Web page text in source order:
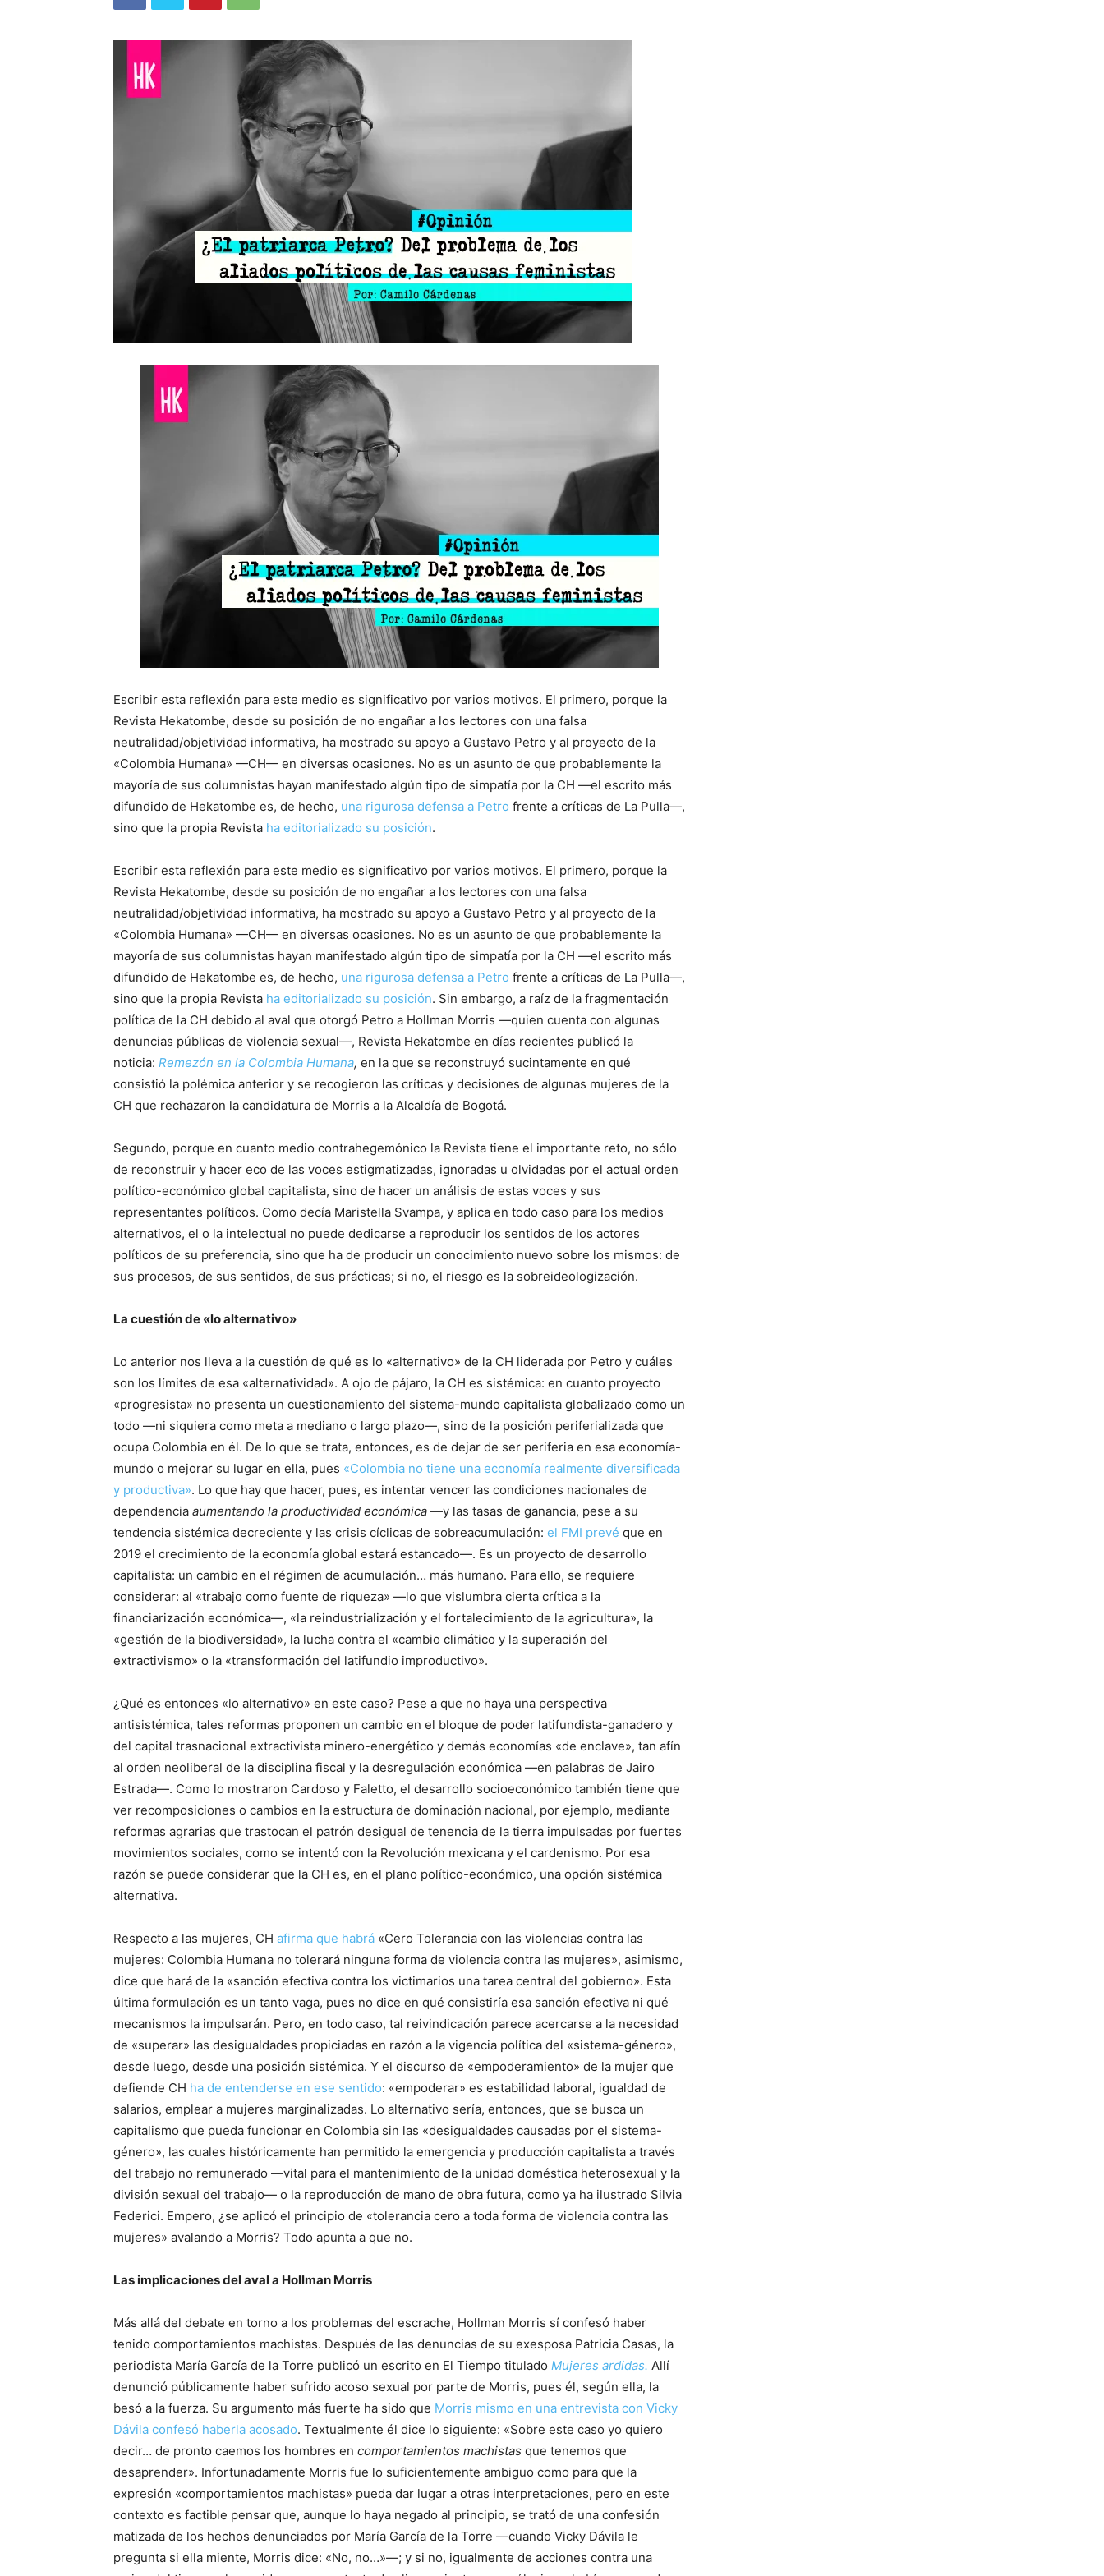
Escribir esta reflexión para este medio es significativo por varios motivos. El primero, porque la
Revista Hekatombe, desde su posición de no engañar a los lectores con una falsa
neutralidad/objetividad informativa, ha mostrado su apoyo a Gustavo Petro y al proyecto de la
«Colombia Humana» —CH— en diversas ocasiones. No es un asunto de que probablemente la
mayoría de sus columnistas hayan manifestado algún tipo de simpatía por la CH —el escrito más
difundido de Hekatombe es, de hecho, una rigurosa defensa a Petro frente a críticas de La Pulla—,
sino que la propia Revista ha editorializado su posición.
Escribir esta reflexión para este medio es significativo por varios motivos. El primero, porque la
Revista Hekatombe, desde su posición de no engañar a los lectores con una falsa
neutralidad/objetividad informativa, ha mostrado su apoyo a Gustavo Petro y al proyecto de la
«Colombia Humana» —CH— en diversas ocasiones. No es un asunto de que probablemente la
mayoría de sus columnistas hayan manifestado algún tipo de simpatía por la CH —el escrito más
difundido de Hekatombe es, de hecho, una rigurosa defensa a Petro frente a críticas de La Pulla—,
sino que la propia Revista ha editorializado su posición. Sin embargo, a raíz de la fragmentación
política de la CH debido al aval que otorgó Petro a Hollman Morris —quien cuenta con algunas
denuncias públicas de violencia sexual—, Revista Hekatombe en días recientes publicó la
noticia: Remezón en la Colombia Humana, en la que se reconstruyó sucintamente en qué
consistió la polémica anterior y se recogieron las críticas y decisiones de algunas mujeres de la
CH que rechazaron la candidatura de Morris a la Alcaldía de Bogotá.
Segundo, porque en cuanto medio contrahegemónico la Revista tiene el importante reto, no sólo
de reconstruir y hacer eco de las voces estigmatizadas, ignoradas u olvidadas por el actual orden
político-económico global capitalista, sino de hacer un análisis de estas voces y sus
representantes políticos. Como decía Maristella Svampa, y aplica en todo caso para los medios
alternativos, el o la intelectual no puede dedicarse a reproducir los sentidos de los actores
políticos de su preferencia, sino que ha de producir un conocimiento nuevo sobre los mismos: de
sus procesos, de sus sentidos, de sus prácticas; si no, el riesgo es la sobreideologización.
La cuestión de «lo alternativo»
Lo anterior nos lleva a la cuestión de qué es lo «alternativo» de la CH liderada por Petro y cuáles
son los límites de esa «alternatividad». A ojo de pájaro, la CH es sistémica: en cuanto proyecto
«progresista» no presenta un cuestionamiento del sistema-mundo capitalista globalizado como un
todo —ni siquiera como meta a mediano o largo plazo—, sino de la posición periferializada que
ocupa Colombia en él. De lo que se trata, entonces, es de dejar de ser periferia en esa economía-
mundo o mejorar su lugar en ella, pues «Colombia no tiene una economía realmente diversificada
y productiva». Lo que hay que hacer, pues, es intentar vencer las condiciones nacionales de
dependencia aumentando la productividad económica —y las tasas de ganancia, pese a su
tendencia sistémica decreciente y las crisis cíclicas de sobreacumulación: el FMI prevé que en
2019 el crecimiento de la economía global estará estancado—. Es un proyecto de desarrollo
capitalista: un cambio en el régimen de acumulación… más humano. Para ello, se requiere
considerar: al «trabajo como fuente de riqueza» —lo que vislumbra cierta crítica a la
financiarización económica—, «la reindustrialización y el fortalecimiento de la agricultura», la
«gestión de la biodiversidad», la lucha contra el «cambio climático y la superación del
extractivismo» o la «transformación del latifundio improductivo».
¿Qué es entonces «lo alternativo» en este caso? Pese a que no haya una perspectiva
antisistémica, tales reformas proponen un cambio en el bloque de poder latifundista-ganadero y
del capital trasnacional extractivista minero-energético y demás economías «de enclave», tan afín
al orden neoliberal de la disciplina fiscal y la desregulación económica —en palabras de Jairo
Estrada—. Como lo mostraron Cardoso y Faletto, el desarrollo socioeconómico también tiene que
ver recomposiciones o cambios en la estructura de dominación nacional, por ejemplo, mediante
reformas agrarias que trastocan el patrón desigual de tenencia de la tierra impulsadas por fuertes
movimientos sociales, como se intentó con la Revolución mexicana y el cardenismo. Por esa
razón se puede considerar que la CH es, en el plano político-económico, una opción sistémica
alternativa.
Respecto a las mujeres, CH afirma que habrá «Cero Tolerancia con las violencias contra las
mujeres: Colombia Humana no tolerará ninguna forma de violencia contra las mujeres», asimismo,
dice que hará de la «sanción efectiva contra los victimarios una tarea central del gobierno». Esta
última formulación es un tanto vaga, pues no dice en qué consistiría esa sanción efectiva ni qué
mecanismos la impulsarán. Pero, en todo caso, tal reivindicación parece acercarse a la necesidad
de «superar» las desigualdades propiciadas en razón a la vigencia política del «sistema-género»,
desde luego, desde una posición sistémica. Y el discurso de «empoderamiento» de la mujer que
defiende CH ha de entenderse en ese sentido: «empoderar» es estabilidad laboral, igualdad de
salarios, emplear a mujeres marginalizadas. Lo alternativo sería, entonces, que se busca un
capitalismo que pueda funcionar en Colombia sin las «desigualdades causadas por el sistema-
género», las cuales históricamente han permitido la emergencia y producción capitalista a través
del trabajo no remunerado —vital para el mantenimiento de la unidad doméstica heterosexual y la
división sexual del trabajo— o la reproducción de mano de obra futura, como ya ha ilustrado Silvia
Federici. Empero, ¿se aplicó el principio de «tolerancia cero a toda forma de violencia contra las
mujeres» avalando a Morris? Todo apunta a que no.
Las implicaciones del aval a Hollman Morris
Más allá del debate en torno a los problemas del escrache, Hollman Morris sí confesó haber
tenido comportamientos machistas. Después de las denuncias de su exesposa Patricia Casas, la
periodista María García de la Torre publicó un escrito en El Tiempo titulado Mujeres ardidas. Allí
denunció públicamente haber sufrido acoso sexual por parte de Morris, pues él, según ella, la
besó a la fuerza. Su argumento más fuerte ha sido que Morris mismo en una entrevista con Vicky
Dávila confesó haberla acosado. Textualmente él dice lo siguiente: «Sobre este caso yo quiero
decir… de pronto caemos los hombres en comportamientos machistas que tenemos que
desaprender». Infortunadamente Morris fue lo suficientemente ambiguo como para que la
expresión «comportamientos machistas» pueda dar lugar a otras interpretaciones, pero en este
contexto es factible pensar que, aunque lo haya negado al principio, se trató de una confesión
matizada de los hechos denunciados por María García de la Torre —cuando Vicky Dávila le
pregunta si ella miente, Morris dice: «No, no…»—; y si no, igualmente de acciones contra una